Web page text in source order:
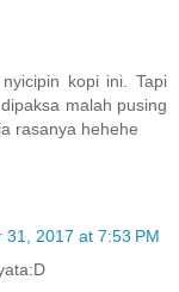
kopi ini. Tapi
malah pusing
rasanya hehehe
31, 2017 at 7:53 PM